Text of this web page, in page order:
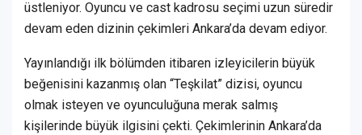
üstleniyor. Oyuncu ve cast kadrosu seçimi uzun süredir
devam eden dizinin çekimleri Ankara’da devam ediyor.
Yayınlandığı ilk bölümden itibaren izleyicilerin büyük
beğenisini kazanmış olan “Teşkilat” dizisi, oyuncu
olmak isteyen ve oyunculuğuna merak salmış
kişilerinde büyük ilgisini çekti. Çekimlerinin Ankara’da